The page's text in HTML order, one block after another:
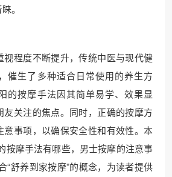
。
视程度不断提升，传统中医与现代健
催生了多种适合日常使用的养生方
的按摩手法因其简单易学、效果显
友关注的焦点。同时，正确的按摩方
意事项，以确保安全性和有效性。本
按摩手法有哪些，男士按摩的注意事
“舒养到家按摩”的概念，为读者提供